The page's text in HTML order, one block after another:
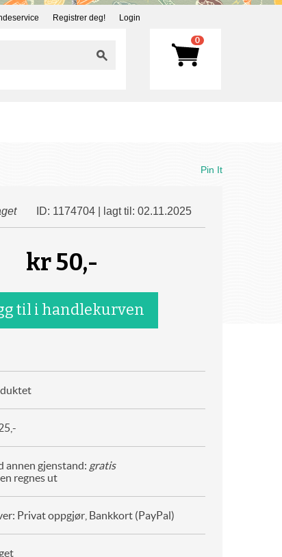
Registrer deg! Login
0
Pin It
ID: 1174704 | lagt til: 02.11.2025
kr50,-
annen gjenstand: gratis
regnes ut
Privat oppgjør, Bankkort (PayPal)